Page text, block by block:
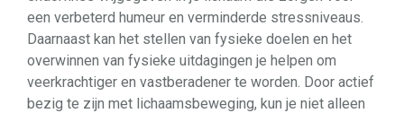
een verbeterd humeur en verminderde stressniveaus.
Daarnaast kan het stellen van fysieke doelen en het
overwinnen van fysieke uitdagingen je helpen om
veerkrachtiger en vastberadener te worden. Door actief
bezig te zijn met lichaamsbeweging, kun je niet alleen